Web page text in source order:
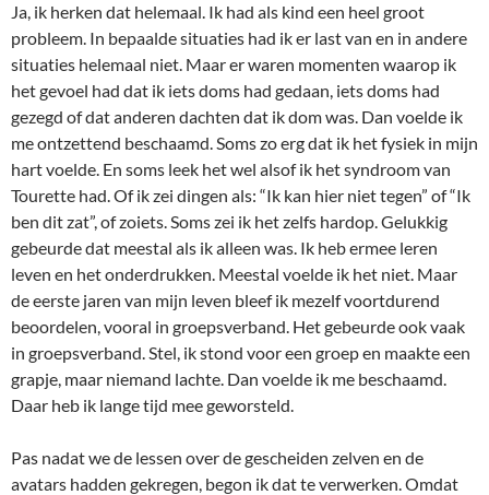
Ja, ik herken dat helemaal. Ik had als kind een heel groot
probleem. In bepaalde situaties had ik er last van en in andere
situaties helemaal niet. Maar er waren momenten waarop ik
het gevoel had dat ik iets doms had gedaan, iets doms had
gezegd of dat anderen dachten dat ik dom was. Dan voelde ik
me ontzettend beschaamd. Soms zo erg dat ik het fysiek in mijn
hart voelde. En soms leek het wel alsof ik het syndroom van
Tourette had. Of ik zei dingen als: “Ik kan hier niet tegen” of “Ik
ben dit zat”, of zoiets. Soms zei ik het zelfs hardop. Gelukkig
gebeurde dat meestal als ik alleen was. Ik heb ermee leren
leven en het onderdrukken. Meestal voelde ik het niet. Maar
de eerste jaren van mijn leven bleef ik mezelf voortdurend
beoordelen, vooral in groepsverband. Het gebeurde ook vaak
in groepsverband. Stel, ik stond voor een groep en maakte een
grapje, maar niemand lachte. Dan voelde ik me beschaamd.
Daar heb ik lange tijd mee geworsteld.
Pas nadat we de lessen over de gescheiden zelven en de
avatars hadden gekregen, begon ik dat te verwerken. Omdat